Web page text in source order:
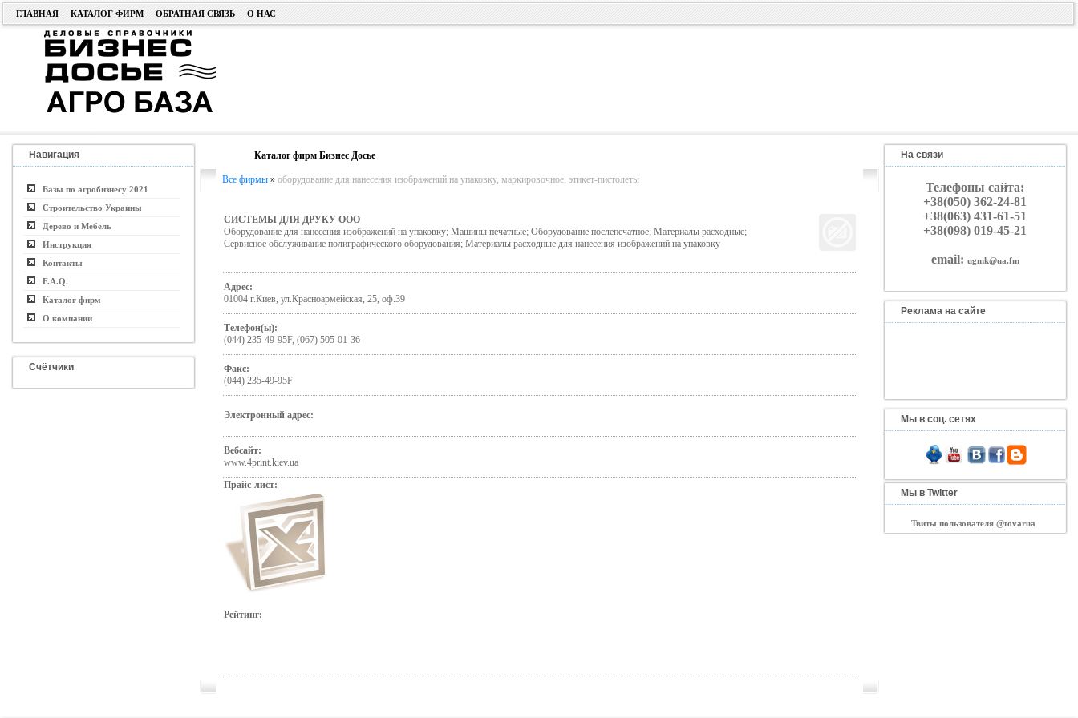
ГЛАВНАЯ КАТАЛОГ ФИРМ ОБРАТНАЯ СВЯЗЬ О НАС
Навигация
Базы по агробизнесу 2021
Строительство Украины
Дерево и Мебель
Инструкция
Контакты
F.A.Q.
Каталог фирм
О компании
Счётчики
Каталог фирм Бизнес Досье
Все фирмы» оборудование для нанесения изображений на упаковку, маркировочное, этикет-пистолеты
СИСТЕМЫ ДЛЯ ДРУКУ ООО
Оборудование для нанесения изображений на упаковку; Машины печатные; Оборудование послепечатное; Материалы расходные;
Сервисное обслуживание полиграфического оборудования; Материалы расходные для нанесения изображений на упаковку
Адрес:
01004 г.Киев, ул.Красноармейская, 25, оф.39
Телефон(ы):
(044) 235-49-95F, (067) 505-01-36
Факс:
(044) 235-49-95F
Электронный адрес:
Вебсайт:
www.4print.kiev.ua
Прайс-лист:
Рейтинг:
На связи
Телефоны сайта:
+38(050) 362-24-81
+38(063) 431-61-51
+38(098) 019-45-21
email: ugmk@ua.fm
Реклама на сайте
Мы в соц. сетях
Мы в Twitter
Твиты пользователя @tovarua